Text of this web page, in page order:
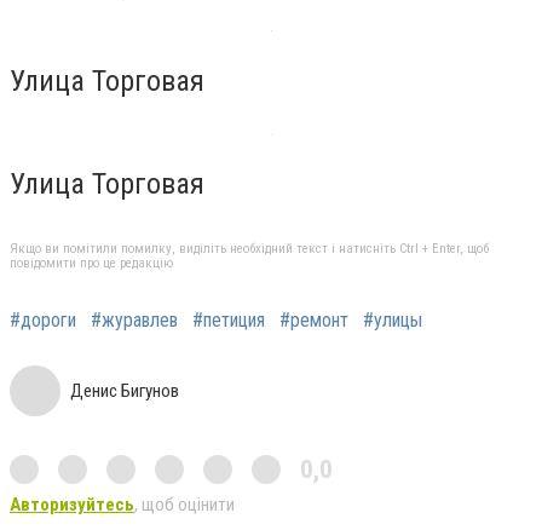
Улица Торговая
Улица Торговая
Якщо ви помітили помилку, виділіть необхідний текст і натисніть Ctrl + Enter, щоб
повідомити про це редакцію
#дороги #журавлев #петиция #ремонт #улицы
Денис Бигунов
0,0
Авторизуйтесь, щоб оцінити